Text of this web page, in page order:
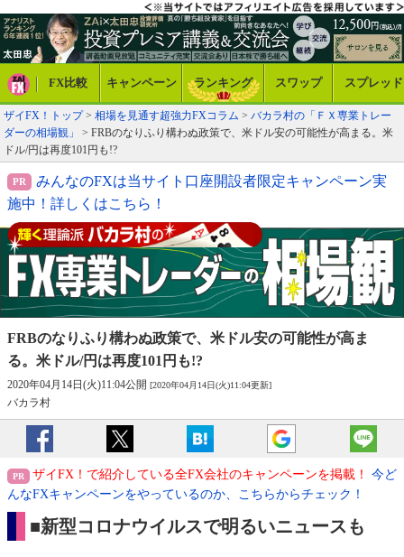
FX比較 キャンペーン ランキング スワップ スプレッド
ザイFX！トップ> 相場を見通す超強力FXコラム > バカラ村の「ＦＸ専業トレー
ダーの相場観」
> FRBのなりふり構わぬ政策で、米ドル安の可能性が高まる。米
ドル/円は再度101円も!?
みんなのFXは当サイト口座開設者限定キャンペーン実
施中！詳しくはこちら！
FRBのなりふり構わぬ政策で、米ドル安の可能性が高ま
る。米ドル/円は再度101円も!?
2020年04月14日(火)11:04公開 [2020年04月14日(火)11:04更新]
バカラ村
ザイFX！で紹介している全FX会社のキャンペーンを掲載！
今ど
んなFXキャンペーンをやっているのか、こちらからチェック！
■新型コロナウイルスで明るいニュースも